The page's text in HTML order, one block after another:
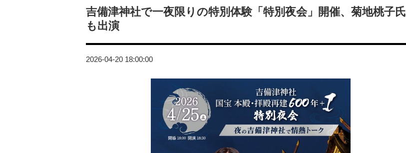
吉備津神社で一夜限りの特別体験「特別夜会」開催、菊地桃子氏
も出演
2026-04-20 18:00:00